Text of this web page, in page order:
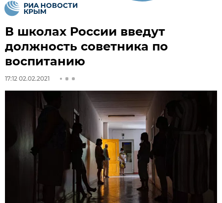
В школах России введут
должность советника по
воспитанию
17:12 02.02.2021